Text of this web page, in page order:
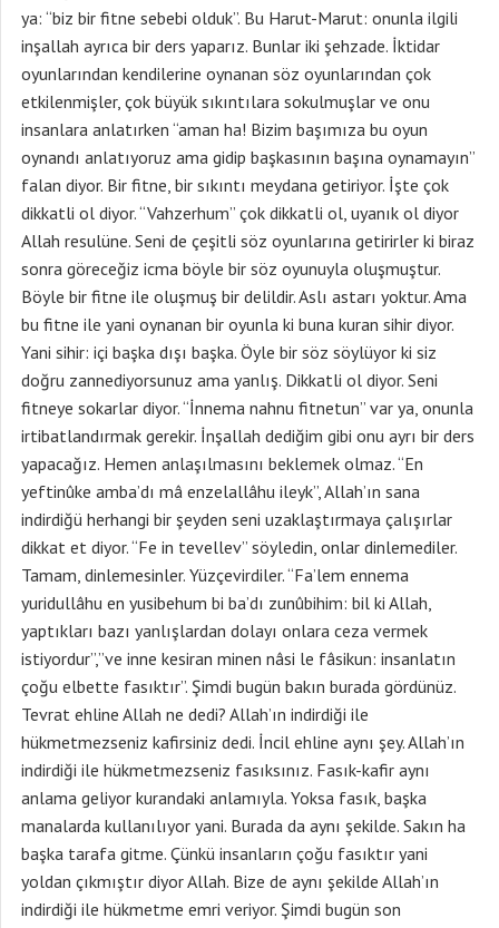
ya: “biz bir fitne sebebi olduk”. Bu Harut-Marut: onunla ilgili
inşallah ayrıca bir ders yaparız. Bunlar iki şehzade. İktidar
oyunlarından kendilerine oynanan söz oyunlarından çok
etkilenmişler, çok büyük sıkıntılara sokulmuşlar ve onu
insanlara anlatırken “aman ha! Bizim başımıza bu oyun
oynandı anlatıyoruz ama gidip başkasının başına oynamayın”
falan diyor. Bir fitne, bir sıkıntı meydana getiriyor. İşte çok
dikkatli ol diyor. “Vahzerhum” çok dikkatli ol, uyanık ol diyor
Allah resulüne. Seni de çeşitli söz oyunlarına getirirler ki biraz
sonra göreceğiz icma böyle bir söz oyunuyla oluşmuştur.
Böyle bir fitne ile oluşmuş bir delildir. Aslı astarı yoktur. Ama
bu fitne ile yani oynanan bir oyunla ki buna kuran sihir diyor.
Yani sihir: içi başka dışı başka. Öyle bir söz söylüyor ki siz
doğru zannediyorsunuz ama yanlış. Dikkatli ol diyor. Seni
fitneye sokarlar diyor. “İnnema nahnu fitnetun” var ya, onunla
irtibatlandırmak gerekir. İnşallah dediğim gibi onu ayrı bir ders
yapacağız. Hemen anlaşılmasını beklemek olmaz. “En
yeftinûke amba’dı mâ enzelallâhu ileyk”, Allah’ın sana
indirdiğü herhangi bir şeyden seni uzaklaştırmaya çalışırlar
dikkat et diyor. “Fe in tevellev” söyledin, onlar dinlemediler.
Tamam, dinlemesinler. Yüzçevirdiler. “Fa’lem ennema
yuridullâhu en yusibehum bi ba’dı zunûbihim: bil ki Allah,
yaptıkları bazı yanlışlardan dolayı onlara ceza vermek
istiyordur”,”ve inne kesiran minen nâsi le fâsikun: insanlatın
çoğu elbette fasıktır”. Şimdi bugün bakın burada gördünüz.
Tevrat ehline Allah ne dedi? Allah’ın indirdiği ile
hükmetmezseniz kafirsiniz dedi. İncil ehline aynı şey. Allah’ın
indirdiği ile hükmetmezseniz fasıksınız. Fasık-kafir aynı
anlama geliyor kurandaki anlamıyla. Yoksa fasık, başka
manalarda kullanılıyor yani. Burada da aynı şekilde. Sakın ha
başka tarafa gitme. Çünkü insanların çoğu fasıktır yani
yoldan çıkmıştır diyor Allah. Bize de aynı şekilde Allah’ın
indirdiği ile hükmetme emri veriyor. Şimdi bugün son